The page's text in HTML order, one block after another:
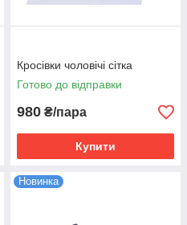
Кросівки чоловічі сітка
Готово до відправки
980 ₴/пара
Купити
Новинка